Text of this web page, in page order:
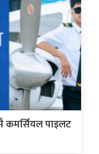
कमर्सियल पाइलट